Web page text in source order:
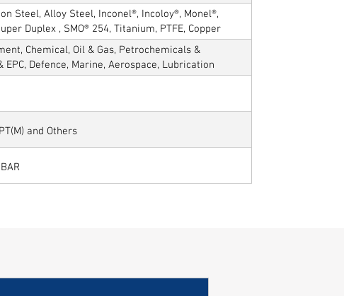
Steel, Alloy Steel, Inconel®, Incoloy®, Monel®,
Duplex , SMO® 254, Titanium, PTFE, Copper
Chemical, Oil & Gas, Petrochemicals &
Defence, Marine, Aerospace, Lubrication
and Others